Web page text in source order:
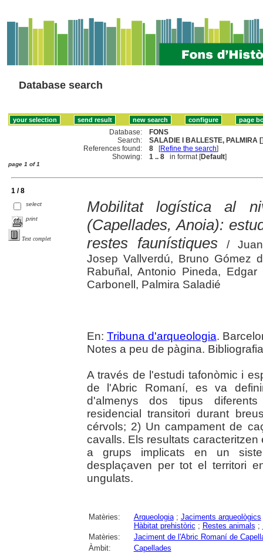
Database search
Database:
FONS
Search:
SALADIE I BALLESTE, PALMIRA
References found:
8 [Refine the search]
Showing:
1 .. 8 in format [Default]
page 1 of 1
1 / 8
select
print
Text complet
Mobilitat logística al
(Capellades, Anoia):
restes faunístiques / Juan
Josep Vallverdú, Bruno Gómez
Rabuñal, Antonio Pineda,
Carbonell, Palmira Saladié
En: Tribuna d'arqueologia.
Notes a peu de pàgina.
A través de l'estudi tafonòmic i
de l'Abric Romaní, es va
d'almenys dos tipus
residencial transitori durant
cérvols; 2) Un campament de
cavalls. Els resultats
a grups implicats en un
desplaçaven per tot el territori
ungulats.
Matèries: Arqueologia; Jaciments arqueològics
Hàbitat prehistòric ; Restes animals ;
Matèries:
Jaciment de l'Abric Romaní de
Àmbit:
Capellades